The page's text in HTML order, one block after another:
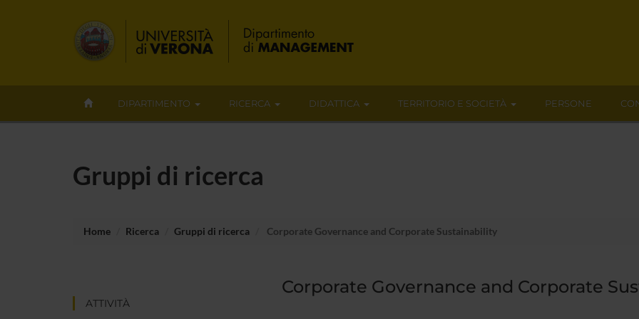
DIPARTIMENTO RICERCA DIDATTICA TERRITORIO E SOCIETÀ PERSONE
Gruppi di ricerca
Home Ricerca Gruppi di ricerca Corporate Governance and Corporate Sustainability
ATTIVITÀ
Corporate Governance and Corporate